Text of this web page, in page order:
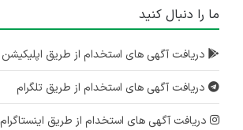
ما را دنبال کنید
دریافت آگهی های استخدام از طریق اپلیکیشن
دریافت آگهی های استخدام از طریق تلگرام
دریافت آگهی های استخدام از طریق اینستاگرام